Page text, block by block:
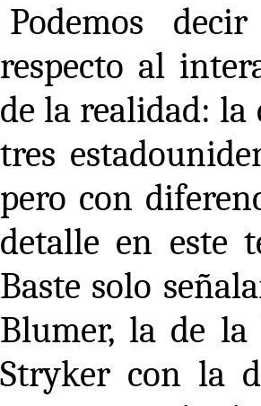
Podemos
respecto al
de la realidad: la
tres
pero con
detalle en este
Baste solo
Blumer, la de
Stryker con la